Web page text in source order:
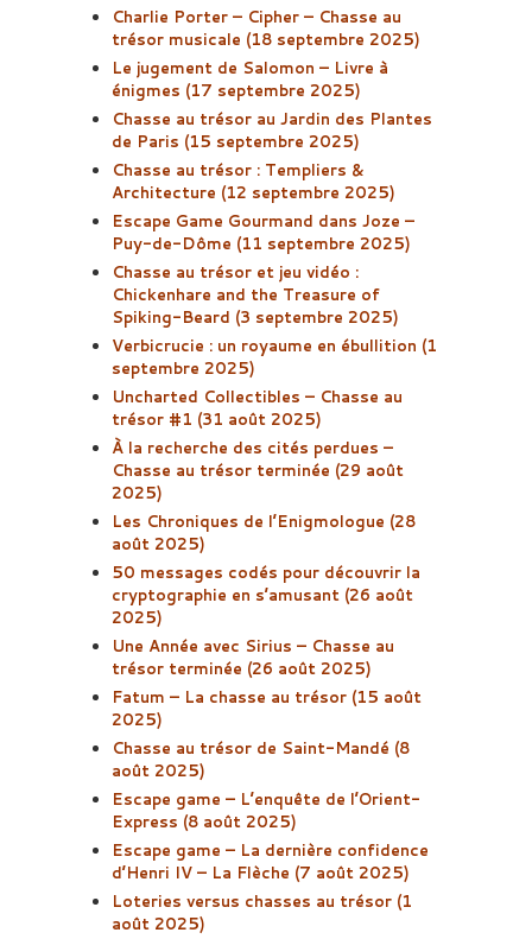
Charlie Porter – Cipher – Chasse au
trésor musicale (18 septembre 2025)
Le jugement de Salomon – Livre à
énigmes (17 septembre 2025)
Chasse au trésor au Jardin des Plantes
de Paris (15 septembre 2025)
Chasse au trésor : Templiers &
Architecture (12 septembre 2025)
Escape Game Gourmand dans Joze –
Puy-de-Dôme (11 septembre 2025)
Chasse au trésor et jeu vidéo :
Chickenhare and the Treasure of
Spiking-Beard (3 septembre 2025)
Verbicrucie : un royaume en ébullition (1
septembre 2025)
Uncharted Collectibles – Chasse au
trésor #1 (31 août 2025)
À la recherche des cités perdues –
Chasse au trésor terminée (29 août
2025)
Les Chroniques de l’Enigmologue (28
août 2025)
50 messages codés pour découvrir la
cryptographie en s’amusant (26 août
2025)
Une Année avec Sirius – Chasse au
trésor terminée (26 août 2025)
Fatum – La chasse au trésor (15 août
2025)
Chasse au trésor de Saint-Mandé (8
août 2025)
Escape game – L’enquête de l’Orient-
Express (8 août 2025)
Escape game – La dernière confidence
d’Henri IV – La Flèche (7 août 2025)
Loteries versus chasses au trésor (1
août 2025)